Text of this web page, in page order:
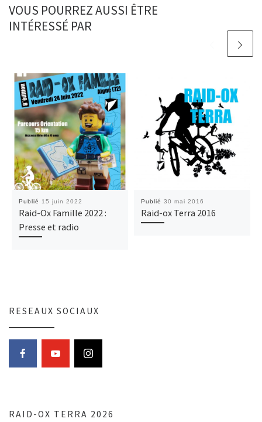
VOUS POURREZ AUSSI ÊTRE
INTÉRESSÉ PAR
Publié 15 juin 2022
Raid-Ox Famille 2022 :
Presse et radio
Publié 30 mai 2016
Raid-ox Terra 2016
RESEAUX SOCIAUX
RAID-OX TERRA 2026